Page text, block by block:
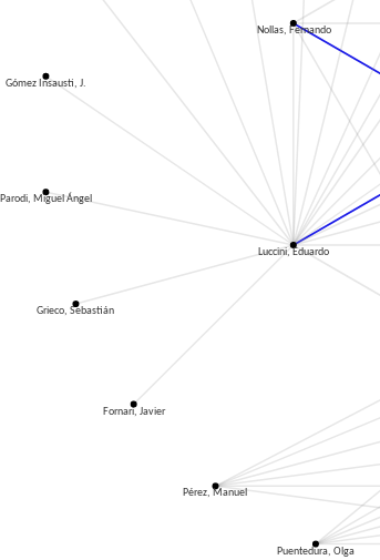
Luccini, Eduardo
Nollas, Fernando
Puentedura, Olga
Pérez, Manuel
Fornari, Javier
Grieco, Sebastián
Parodi, Miguel Ángel
Gómez Insausti, J.